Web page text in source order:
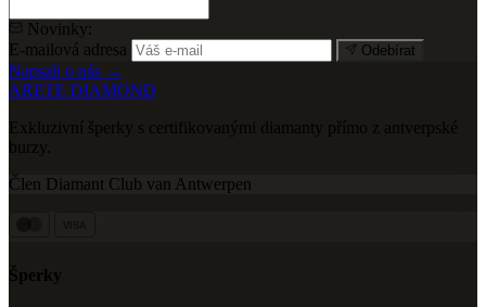
Novinky:
E-mailová adresa
Odebírat
Napsali o nás →
ARETE DIAMOND
Exkluzivní šperky s certifikovanými diamanty přímo z antverpské
burzy.
Člen Diamant Club van Antwerpen
Šperky